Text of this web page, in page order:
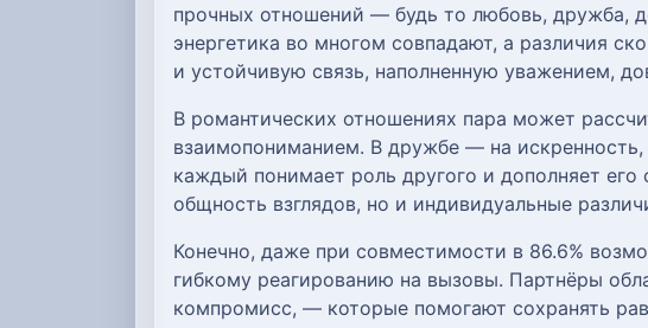
прочных отношений — будь то любовь, дружба,
энергетика во многом совпадают, а различия
и устойчивую связь, наполненную уважением,
В романтических отношениях пара может
взаимопониманием. В дружбе — на
каждый понимает роль другого и дополняет
общность взглядов, но и индивидуальные
Конечно, даже при совместимости в 86.6%
гибкому реагированию на вызовы. Партнёры
компромисс, — которые помогают сохранять